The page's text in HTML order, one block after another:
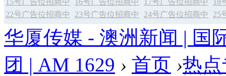
22号广告位招商中
23号广告位招商中 24号广告位招商中 25
华厦传媒 - 澳洲新闻 | 国
团 | AM 1629 › 首页 ›热